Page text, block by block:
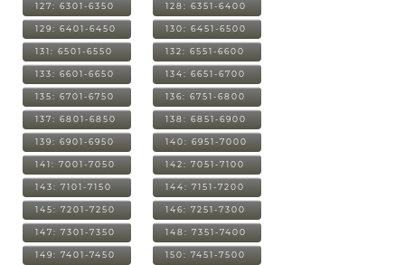
127: 6301-6350 128: 6351-6400
129: 6401-6450 130: 6451-6500
131: 6501-6550 132: 6551-6600
133: 6601-6650 134: 6651-6700
135: 6701-6750 136: 6751-6800
137: 6801-6850 138: 6851-6900
139: 6901-6950 140: 6951-7000
141: 7001-7050 142: 7051-7100
143: 7101-7150 144: 7151-7200
145: 7201-7250 146: 7251-7300
147: 7301-7350 148: 7351-7400
149: 7401-7450 150: 7451-7500